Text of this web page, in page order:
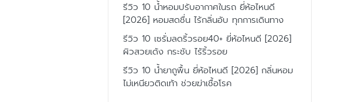
รีวิว 10 น้ำหอมปรับอากาศในรถ ยี่ห้อไหนดี
[2026] หอมสดชื่น ไร้กลิ่นอับ ทุกการเดินทาง
รีวิว 10 เซรั่มลดริ้วรอย40+ ยี่ห้อไหนดี [2026]
ผิวสวยเด้ง กระชับ ไร้ริ้วรอย
รีวิว 10 น้ำยาถูพื้น ยี่ห้อไหนดี [2026] กลิ่นหอม
ไม่เหนียวติดเท้า ช่วยฆ่าเชื้อโรค